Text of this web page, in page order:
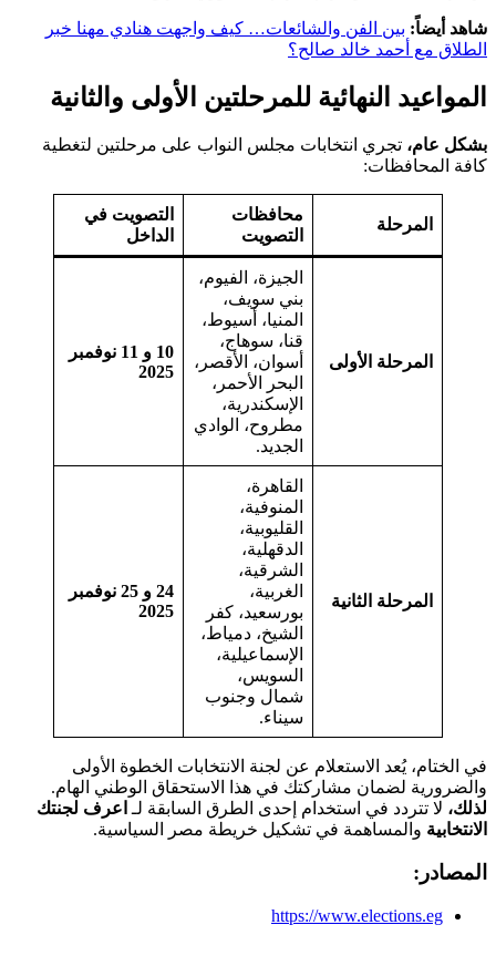
شاهد أيضاً: بين الفن والشائعات… كيف واجهت هنادي مهنا خبر
الطلاق مع أحمد خالد صالح؟
المواعيد النهائية للمرحلتين الأولى والثانية
بشكل عام، تجري انتخابات مجلس النواب على مرحلتين لتغطية
كافة المحافظات:
المرحلة
محافظات
التصويت
التصويت في
الداخل
المرحلة الأولى
الجيزة، الفيوم،
بني سويف،
المنيا، أسيوط،
قنا، سوهاج،
أسوان، الأقصر،
البحر الأحمر،
الإسكندرية،
مطروح، الوادي
الجديد.
10 و 11 نوفمبر
2025
المرحلة الثانية
القاهرة،
المنوفية،
القليوبية،
الدقهلية،
الشرقية،
الغربية،
بورسعيد، كفر
الشيخ، دمياط،
الإسماعيلية،
السويس،
شمال وجنوب
سيناء.
24 و 25 نوفمبر
2025
في الختام، يُعد الاستعلام عن لجنة الانتخابات الخطوة الأولى
والضرورية لضمان مشاركتك في هذا الاستحقاق الوطني الهام.
لذلك، لا تتردد في استخدام إحدى الطرق السابقة لـ اعرف لجنتك
الانتخابية والمساهمة في تشكيل خريطة مصر السياسية.
المصادر:
https://www.elections.eg